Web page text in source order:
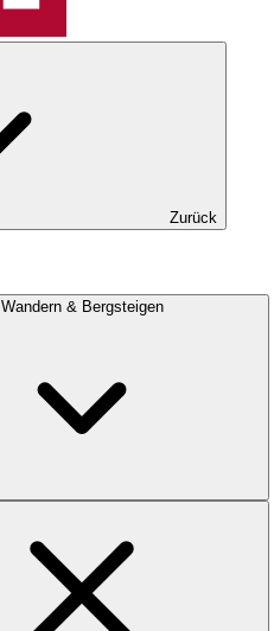
Zurück
Wandern & Bergsteigen